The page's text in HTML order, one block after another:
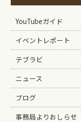
YouTubeガイド
イベントレポート
テブラビ
ニュース
ブログ
事務局よりおしらせ